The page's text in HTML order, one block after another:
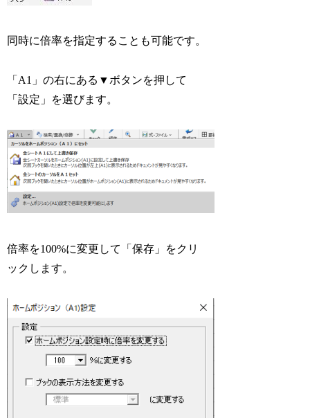
同時に倍率を指定することも可能です。
「A1」の右にある▼ボタンを押して
「設定」を選びます。
倍率を100%に変更して「保存」をクリ
ックします。